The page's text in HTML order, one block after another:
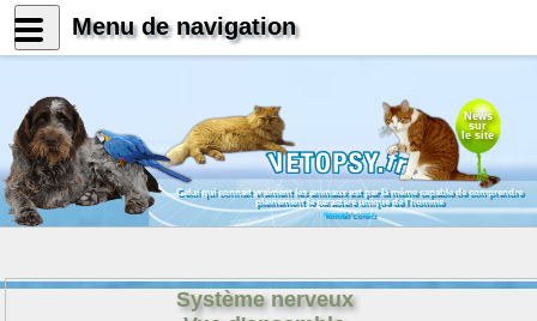
News
sur
le site
Celui qui connait vraiment les animaux est par là même capable de comprendre
pleinement le caractère unique de l'homme
Konrad Lorenz
Système nerveux
Menu de navigation